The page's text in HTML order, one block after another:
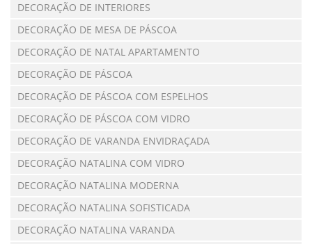
DECORAÇÃO DE INTERIORES
DECORAÇÃO DE MESA DE PÁSCOA
DECORAÇÃO DE NATAL APARTAMENTO
DECORAÇÃO DE PÁSCOA
DECORAÇÃO DE PÁSCOA COM ESPELHOS
DECORAÇÃO DE PÁSCOA COM VIDRO
DECORAÇÃO DE VARANDA ENVIDRAÇADA
DECORAÇÃO NATALINA COM VIDRO
DECORAÇÃO NATALINA MODERNA
DECORAÇÃO NATALINA SOFISTICADA
DECORAÇÃO NATALINA VARANDA